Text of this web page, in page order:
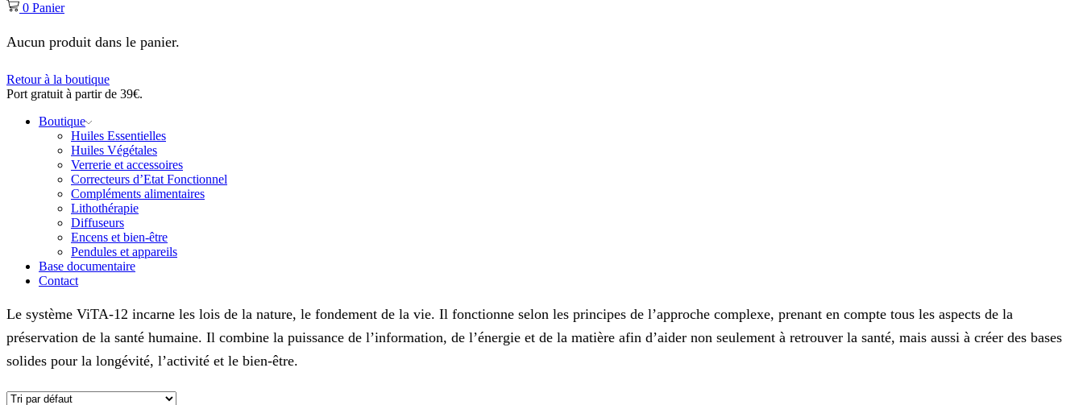
0 Panier
Aucun produit dans le panier.
Retour à la boutique
Port gratuit à partir de 39€.
Boutique
Huiles Essentielles
Huiles Végétales
Verrerie et accessoires
Correcteurs d’Etat Fonctionnel
Compléments alimentaires
Lithothérapie
Diffuseurs
Encens et bien-être
Pendules et appareils
Base documentaire
Contact
Le système ViTA-12 incarne les lois de la nature, le fondement de la vie. Il fonctionne selon les principes de l’approche complexe, prenant en compte tous les aspects de la
préservation de la santé humaine. Il combine la puissance de l’information, de l’énergie et de la matière afin d’aider non seulement à retrouver la santé, mais aussi à créer des bases
solides pour la longévité, l’activité et le bien-être.